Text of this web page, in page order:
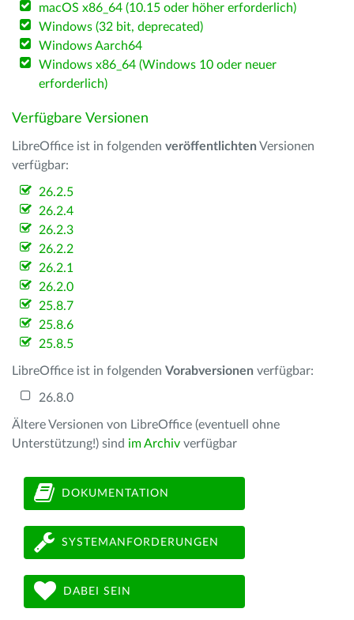
macOS x86_64 (10.15 oder höher erforderlich)
Windows (32 bit, deprecated)
Windows Aarch64
Windows x86_64 (Windows 10 oder neuer
erforderlich)
Verfügbare Versionen
LibreOffice ist in folgenden veröffentlichten Versionen
verfügbar:
26.2.5
26.2.4
26.2.3
26.2.2
26.2.1
26.2.0
25.8.7
25.8.6
25.8.5
LibreOffice ist in folgenden Vorabversionen verfügbar:
26.8.0
Ältere Versionen von LibreOffice (eventuell ohne
Unterstützung!) sind im Archiv verfügbar
DOKUMENTATION
SYSTEMANFORDERUNGEN
DABEI SEIN